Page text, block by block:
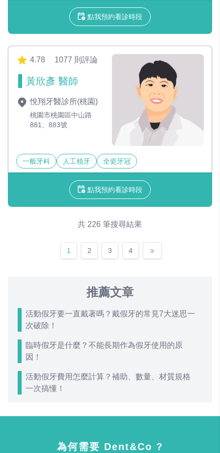
點我預約看診時段
4.78 1077 則評論
黃欣彥 醫師
悅翔牙醫診所(桃園)
桃園市桃園區中山路
881、883號
一般牙科 人工植牙 全瓷牙冠
點我預約看診時段
共 226 筆搜尋結果
1 2 3 4
推薦文章
活動假牙要一直戴著嗎？戴假牙的常見7大迷思一
次破除！
臨時假牙是什麼？不能長期作為假牙使用的原
因！
活動假牙費用怎麼計算？補助、數量、材質規格
一次搞懂！
為何需要 Dent&Co ?